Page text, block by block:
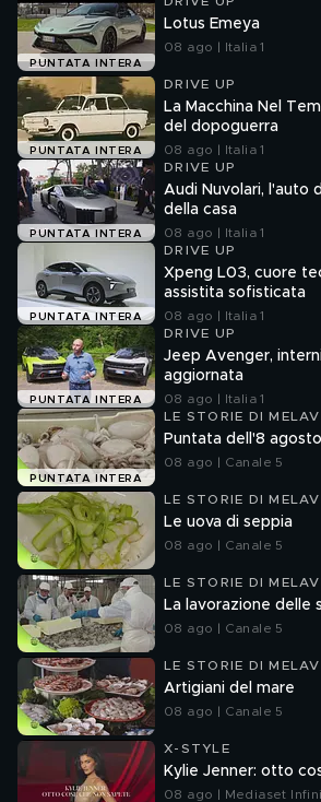
PUNTATA INTERA
Lotus Emeya
08 ago | Italia 1
PUNTATA INTERA
DRIVE UP
La Macchina Nel
del dopoguerra
08 ago | Italia 1
PUNTATA INTERA
DRIVE UP
Audi Nuvolari, l'auto
della casa
08 ago | Italia 1
PUNTATA INTERA
DRIVE UP
Xpeng L03, cuore
assistita sofisticata
08 ago | Italia 1
PUNTATA INTERA
DRIVE UP
Jeep Avenger,
aggiornata
08 ago | Italia 1
PUNTATA INTERA
LE STORIE DI
Puntata dell'8 agosto
08 ago | Canale 5
LE STORIE DI
Le uova di seppia
08 ago | Canale 5
LE STORIE DI
La lavorazione delle
08 ago | Canale 5
LE STORIE DI
Artigiani del mare
08 ago | Canale 5
X-STYLE
Kylie Jenner: otto
08 ago | Mediaset